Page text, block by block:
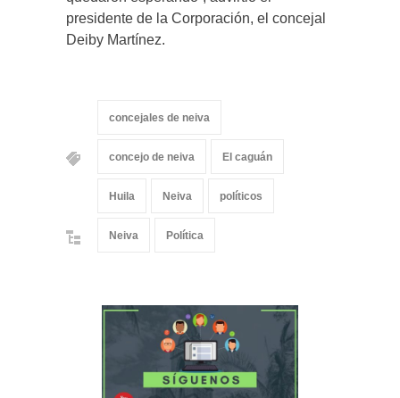
presidente de la Corporación, el concejal
Deiby Martínez.
concejales de neiva
concejo de neiva El caguán
Huila Neiva políticos
Neiva Política